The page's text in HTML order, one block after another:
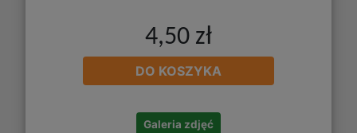
4,50 zł
DO KOSZYKA
Galeria zdjęć